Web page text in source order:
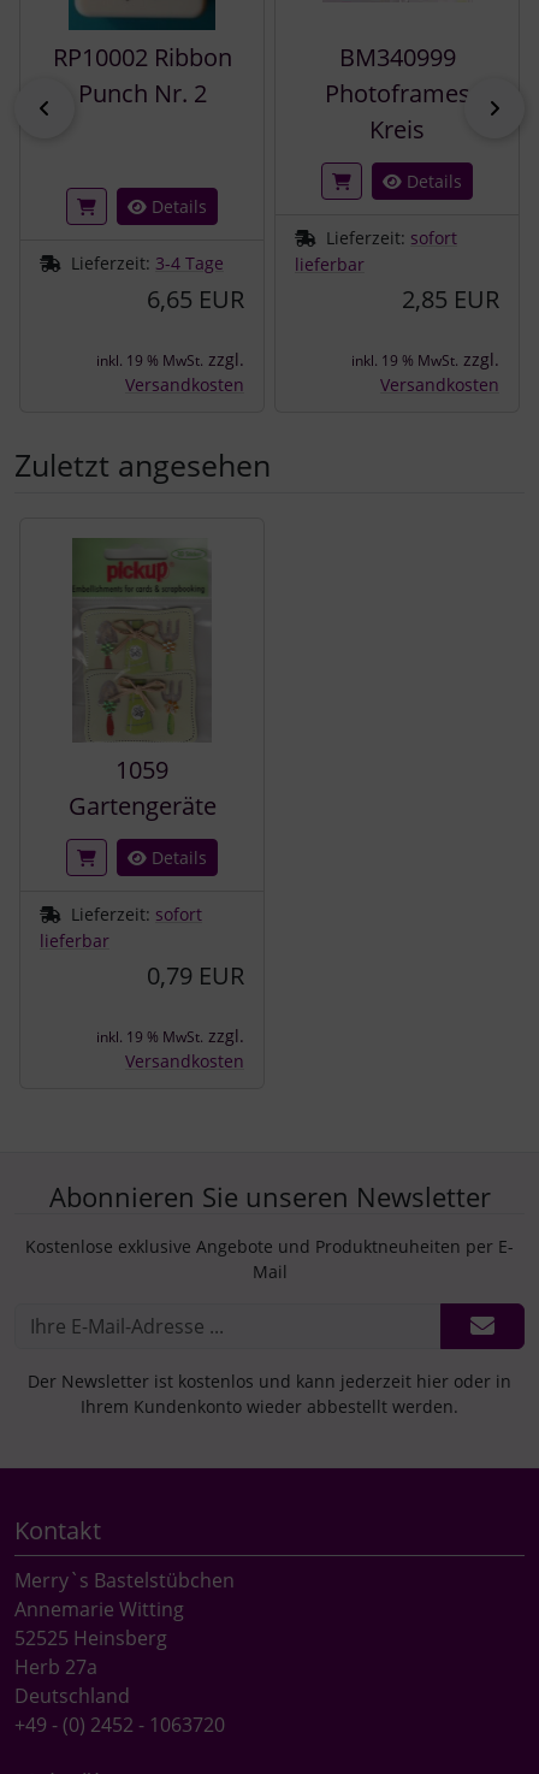
zurück
RP10002 Ribbon
Punch Nr. 2
Details
Lieferzeit: 3-4 Tage
6,65 EUR
inkl. 19 % MwSt. zzgl.
Versandkosten
BM340999
Photoframes
Kreis
Details
Lieferzeit: sofort
lieferbar
2,85 EUR
inkl. 19 % MwSt. zzgl.
Versandkosten
Zuletzt angesehen
1059
Gartengeräte
Details
Lieferzeit: sofort
lieferbar
0,79 EUR
inkl. 19 % MwSt. zzgl.
Versandkosten
Abonnieren Sie unseren Newsletter
Kostenlose exklusive Angebote und Produktneuheiten per E-
Mail
Der Newsletter ist kostenlos und kann jederzeit hier oder in
Ihrem Kundenkonto wieder abbestellt werden.
Kontakt
Merry`s Bastelstübchen
Annemarie Witting
52525 Heinsberg
Herb 27a
Deutschland
+49 - (0) 2452 - 1063720